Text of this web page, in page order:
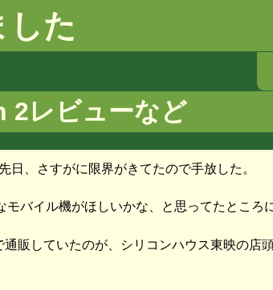
した
レビューなど
、さすがに限界がきてたので手放した。
バイル機がほしいかな、と思ってたところに
販していたのが、シリコンハウス東映の店